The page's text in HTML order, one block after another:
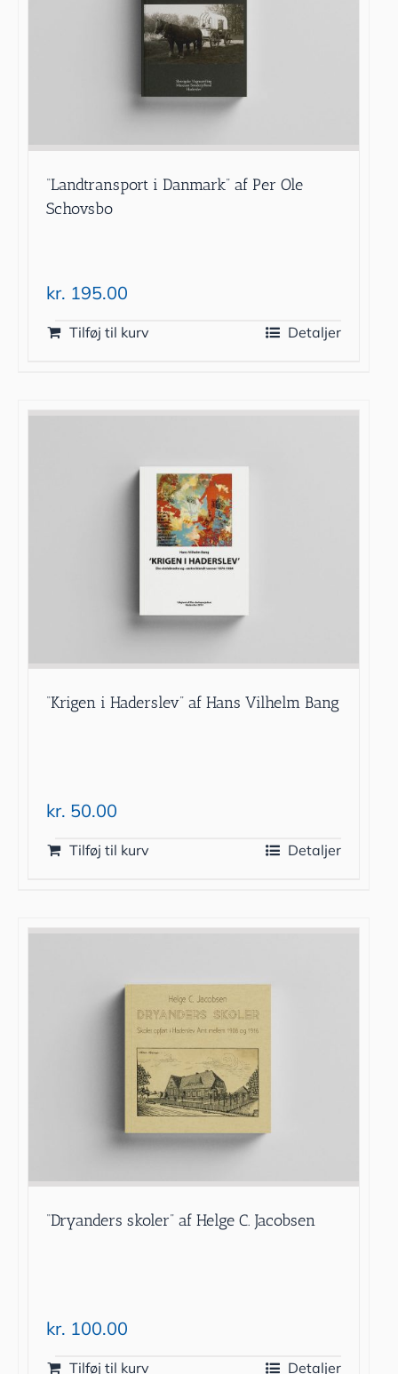
“Landtransport i Danmark” af Per Ole
Schovsbo
kr. 195.00
Tilføj til kurv Detaljer
“Krigen i Haderslev” af Hans Vilhelm Bang
kr. 50.00
Tilføj til kurv Detaljer
“Dryanders skoler” af Helge C. Jacobsen
kr. 100.00
Tilføj til kurv Detaljer